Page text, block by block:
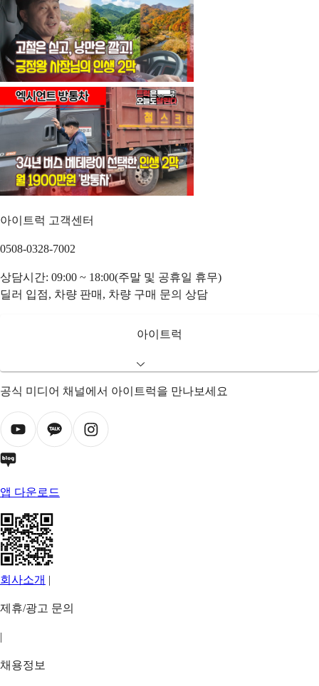
아이트럭 고객센터
0508-0328-7002
상담시간: 09:00 ~ 18:00(주말 및 공휴일 휴무)
딜러 입점, 차량 판매, 차량 구매 문의 상담
아이트럭
공식 미디어 채널에서 아이트럭을 만나보세요
앱 다운로드
회사소개 |
제휴/광고 문의
|
채용정보